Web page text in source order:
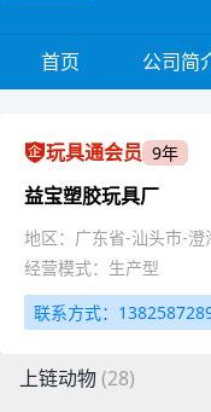
首页 公司简
玩具通会员 9年
益宝塑胶玩具厂
地区：广东省-汕头市-澄
经营模式：生产型
联系方式：
上链动物(28)